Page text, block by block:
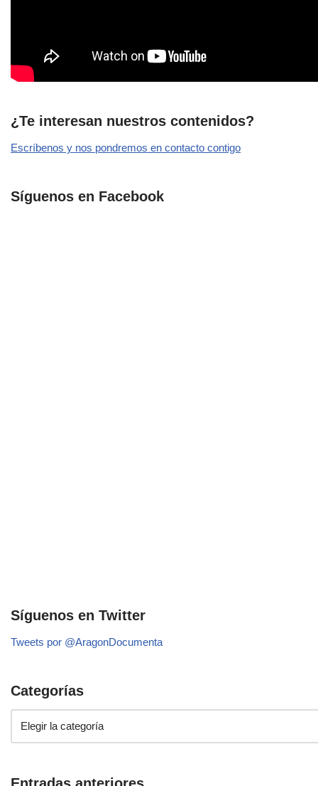
¿Te interesan nuestros contenidos?
Escríbenos y nos pondremos en contacto contigo
Síguenos en Facebook
Síguenos en Twitter
Tweets por @AragonDocumenta
Categorías